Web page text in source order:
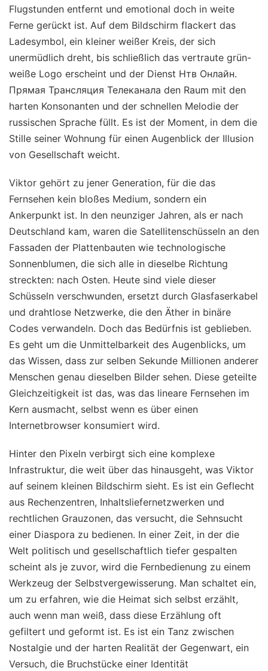
Flugstunden entfernt und emotional doch in weite
Ferne gerückt ist. Auf dem Bildschirm flackert das
Ladesymbol, ein kleiner weißer Kreis, der sich
unermüdlich dreht, bis schließlich das vertraute grün-
weiße Logo erscheint und der Dienst Нтв Онлайн.
Прямая Трансляция Телеканала den Raum mit den
harten Konsonanten und der schnellen Melodie der
russischen Sprache füllt. Es ist der Moment, in dem die
Stille seiner Wohnung für einen Augenblick der Illusion
von Gesellschaft weicht.
Viktor gehört zu jener Generation, für die das
Fernsehen kein bloßes Medium, sondern ein
Ankerpunkt ist. In den neunziger Jahren, als er nach
Deutschland kam, waren die Satellitenschüsseln an den
Fassaden der Plattenbauten wie technologische
Sonnenblumen, die sich alle in dieselbe Richtung
streckten: nach Osten. Heute sind viele dieser
Schüsseln verschwunden, ersetzt durch Glasfaserkabel
und drahtlose Netzwerke, die den Äther in binäre
Codes verwandeln. Doch das Bedürfnis ist geblieben.
Es geht um die Unmittelbarkeit des Augenblicks, um
das Wissen, dass zur selben Sekunde Millionen anderer
Menschen genau dieselben Bilder sehen. Diese geteilte
Gleichzeitigkeit ist das, was das lineare Fernsehen im
Kern ausmacht, selbst wenn es über einen
Internetbrowser konsumiert wird.
Hinter den Pixeln verbirgt sich eine komplexe
Infrastruktur, die weit über das hinausgeht, was Viktor
auf seinem kleinen Bildschirm sieht. Es ist ein Geflecht
aus Rechenzentren, Inhaltsliefernetzwerken und
rechtlichen Grauzonen, das versucht, die Sehnsucht
einer Diaspora zu bedienen. In einer Zeit, in der die
Welt politisch und gesellschaftlich tiefer gespalten
scheint als je zuvor, wird die Fernbedienung zu einem
Werkzeug der Selbstvergewisserung. Man schaltet ein,
um zu erfahren, wie die Heimat sich selbst erzählt,
auch wenn man weiß, dass diese Erzählung oft
gefiltert und geformt ist. Es ist ein Tanz zwischen
Nostalgie und der harten Realität der Gegenwart, ein
Versuch, die Bruchstücke einer Identität